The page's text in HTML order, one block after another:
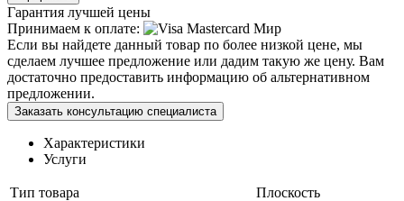
Гарантия лучшей цены
Принимаем к оплате:
Если вы найдете данный товар по более низкой цене, мы
сделаем лучшее предложение или дадим такую же цену. Вам
достаточно предоставить информацию об альтернативном
предложении.
Заказать консультацию специалиста
Характеристики
Услуги
Тип товара
Плоскость